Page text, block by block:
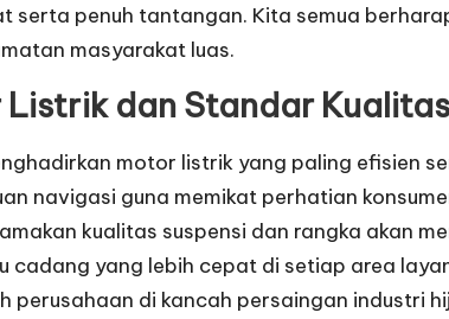
serta penuh tantangan. Kita semua
masyarakat luas.
dan Standar
motor listrik yang paling efisien
navigasi guna memikat perhatian
kualitas suspensi dan rangka akan
yang lebih cepat di setiap area
perusahaan di kancah persaingan industri